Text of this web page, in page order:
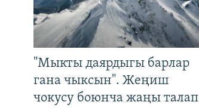
"Мыкты даярдыгы барлар
гана чыксын". Жеңиш
чокусу боюнча жаңы талап